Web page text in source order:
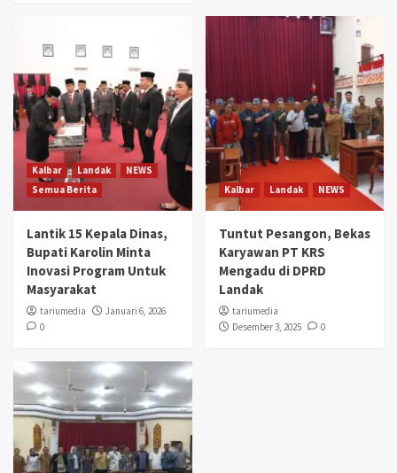
Kalbar Landak
NEWS
Semua Berita
Lantik 15 Kepala Dinas,
Bupati Karolin Minta
Inovasi Program Untuk
Masyarakat
tariumedia
Januari 6, 2026
0
Kalbar Landak NEWS
Tuntut Pesangon, Bekas
Karyawan PT KRS
Mengadu di DPRD
Landak
tariumedia
Desember 3, 2025
0